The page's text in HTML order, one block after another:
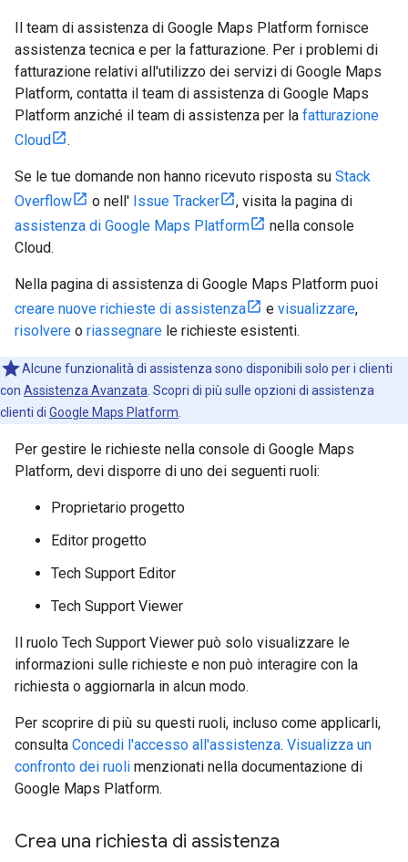
Il team di assistenza di Google Maps Platform fornisce
assistenza tecnica e per la fatturazione. Per i problemi di
fatturazione relativi all'utilizzo dei servizi di Google Maps
Platform, contatta il team di assistenza di Google Maps
Platform anziché il team di assistenza per la fatturazione
Cloud
.
Se le tue domande non hanno ricevuto risposta su Stack
Overflow
o nell' Issue Tracker
, visita la pagina di
assistenza di Google Maps Platform
nella console
Cloud.
Nella pagina di assistenza di Google Maps Platform puoi
creare nuove richieste di assistenza
e visualizzare,
risolvere o riassegnare le richieste esistenti.
Alcune funzionalità di assistenza sono disponibili solo per i clienti
con Assistenza Avanzata . Scopri di più sulle opzioni di assistenza
clienti di Google Maps Platform
Per gestire le richieste nella console di Google Maps
Platform, devi disporre di uno dei seguenti ruoli:
Proprietario progetto
Editor progetto
Tech Support Editor
Tech Support Viewer
Il ruolo Tech Support Viewer può solo visualizzare le
informazioni sulle richieste e non può interagire con la
richiesta o aggiornarla in alcun modo.
Per scoprire di più su questi ruoli, incluso come applicarli,
consulta Concedi l'accesso all'assistenza. Visualizza un
confronto dei ruoli menzionati nella documentazione di
Google Maps Platform.
Crea una richiesta di assistenza